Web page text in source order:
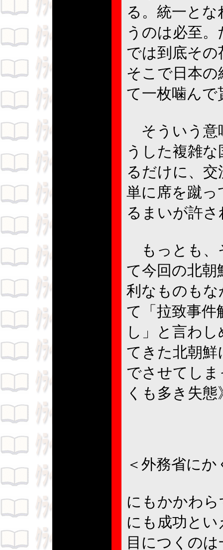
る。統一と
うのは必至
では到底そ
そこで日本
て一枚噛んで
そういう意
うした複雑
るだけに、
単に席を蹴っ
るまいが許
もっとも、
て今回の北朝
利なものもな
て「拉致事件
し」と言わ
てきた北朝鮮
でさせてし
くも多き失態
＜外務省に
にもかかわ
にも成功と
目につくの